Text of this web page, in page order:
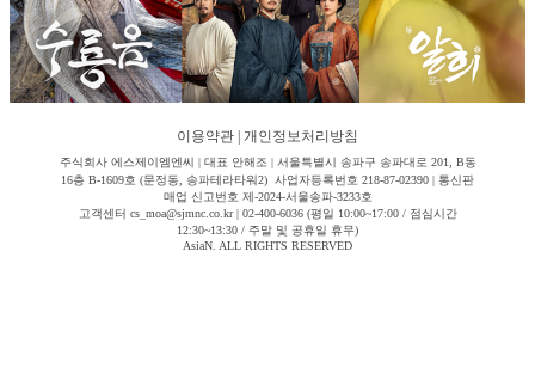
이용약관 개인정보처리방침
주식회사 에스제이엠엔씨 | 대표 안해조 | 서울특별시 송파구 송파대로 201, B동
16층 B-1609호 (문정동, 송파테라타워2) 사업자등록번호 218-87-02390 | 통신판
매업 신고번호 제-2024-서울송파-3233호
고객센터 cs_moa@sjmnc.co.kr | 02-400-6036 (평일 10:00~17:00 / 점심시간
12:30~13:30 / 주말 및 공휴일 휴무)
AsiaN. ALL RIGHTS RESERVED